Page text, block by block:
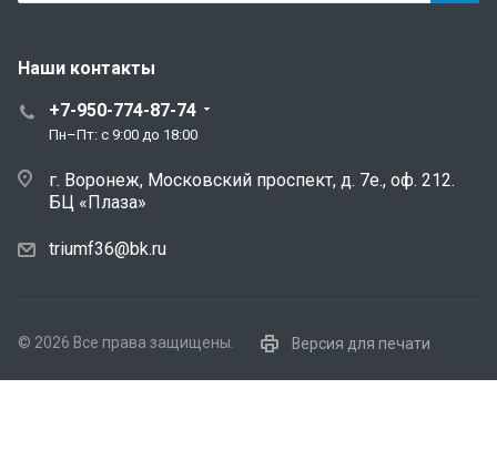
Наши контакты
+7-950-774-87-74
Пн–Пт: с 9:00 до 18:00
г. Воронеж, Московский проспект, д. 7е., оф. 212.
БЦ «Плаза»
triumf36@bk.ru
© 2026 Все права защищены. Версия для печати